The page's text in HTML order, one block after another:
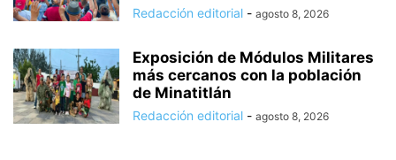
Redacción editorial - agosto 8, 2026
Exposición de Módulos Militares
más cercanos con la población
de Minatitlán
Redacción editorial - agosto 8, 2026